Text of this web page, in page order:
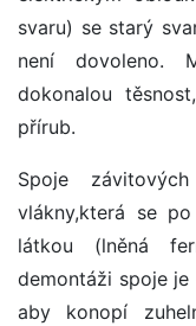
svaru) se starý
není dovoleno.
dokonalou
přírub.
Spoje
vlákny,která se
látkou (lněná
demontáži spoje
aby konopí